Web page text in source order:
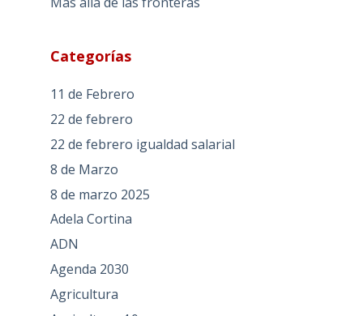
Categorías
11 de Febrero
22 de febrero
22 de febrero igualdad salarial
8 de Marzo
8 de marzo 2025
Adela Cortina
ADN
Agenda 2030
Agricultura